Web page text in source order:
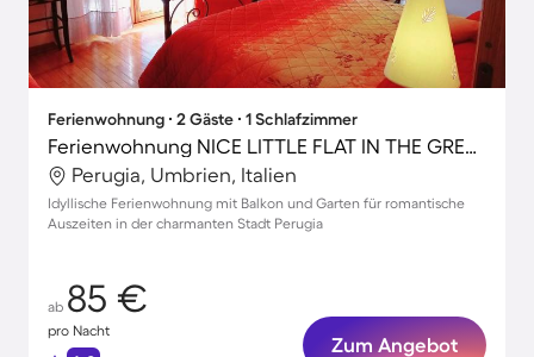
Ferienwohnung ∙ 2 Gäste ∙ 1 Schlafzimmer
Ferienwohnung NICE LITTLE FLAT IN THE GREENERY IN PERUGIA
Perugia, Umbrien, Italien
Idyllische Ferienwohnung mit Balkon und Garten für romantische
Auszeiten in der charmanten Stadt Perugia
ab 85 €
pro Nacht
Zum Angebot